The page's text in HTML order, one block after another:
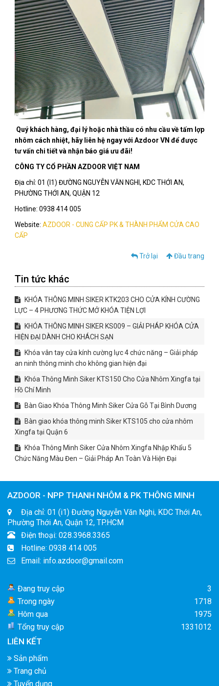
Quý khách hàng, đại lý hoặc nhà thầu có nhu cầu về tấm lợp
nhôm cách nhiệt, hãy liên hệ ngay với Azdoor VN để được
tư vấn chi tiết và nhận báo giá ưu đãi!
CÔNG TY CỔ PHẦN AZDOOR VIỆT NAM
Địa chỉ: 01 (I1) ĐƯỜNG NGUYỄN VĂN NGHI, KDC THỚI AN,
PHƯỜNG THỚI AN, QUẬN 12
Hotline: 0938 414 005
Website: AZDOOR - CUNG CẤP PK & THÀNH PHẨM CỬA CAO
CẤP
Trở lại Đầu trang
Tin tức khác
KHÓA THÔNG MINH SIKER KTK203 CHO CỬA KÍNH CƯỜNG
LỰC – 4 PHƯƠNG THỨC MỞ KHÓA TIỆN LỢI
KHÓA THÔNG MINH SIKER KS009 – GIẢI PHÁP KHÓA CỬA
HIỆN ĐẠI DÀNH CHO KHÁCH SẠN
Khóa vân tay cửa kính cường lực 4 chức năng – Giải pháp
an ninh thông minh cho không gian hiện đại
Khóa Thông Minh Siker KTS150 Cho Cửa Nhôm Xingfa tại
Hồ Chí Minh
Bàn Giao Khóa Thông Minh Siker Cửa Gỗ Tại Bình Dương
Bàn giao khóa thông minh Siker KTS105 cho cửa nhôm
Xingfa tại Quận 6
Khóa Thông Minh Siker Cửa Nhôm Xingfa Nhập Khẩu 5
Chức Năng Màu Đen – Giải Pháp An Toàn Và Hiện Đại
AZDOOR - NPP THANH NHÔM & PK THÔNG MINH
Địa chỉ: 01 (i1) Đường Nguyễn Văn Nghi, KDC Thới An,
Phường Thới An, Quận 12, TP.HCM
Điện thoại: 028.3968.3365
Hotline: 0938 414 005
Email: info.azdoor@gmail.com
Đang truy cập
3
Trong ngày
1718
Hôm qua
1975
Tổng truy cập
1331012
LIÊN KẾT
Sản phẩm
Trang chủ
Tuyển dụng